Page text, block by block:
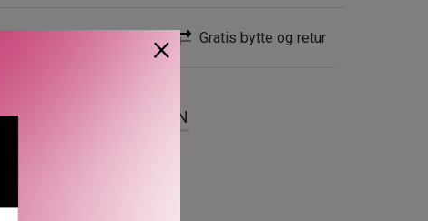
Gratis bytte og retur
OM MERKEVAREN
Seabuckthorn er en
og fremmer silkemyk,
×